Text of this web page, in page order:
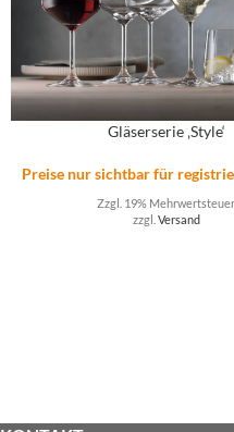
Gläserserie ‚Style‘
Preise nur sichtbar für
Zzgl. 19% Mehrwertsteuer
zzgl. Versand